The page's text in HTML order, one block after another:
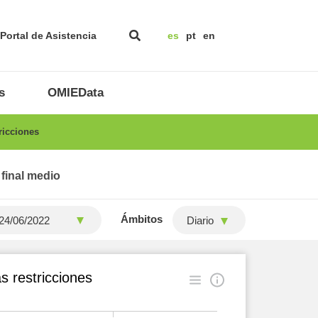
Portal de Asistencia es pt en
OMIEData
medio
Ámbitos Diario
restricciones